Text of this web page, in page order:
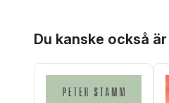
Du kanske också